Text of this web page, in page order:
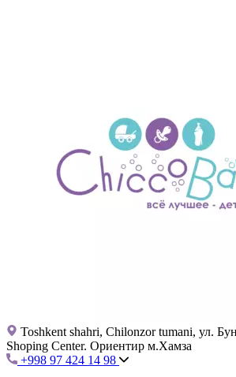
Toshkent shahri, Chilonzor tumani, ул.
Shoping Center. Ориентир м.Хамза
+998 97 424 14 98